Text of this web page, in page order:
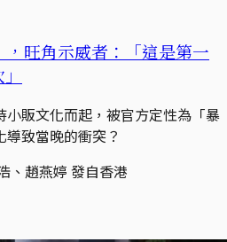
旺角示威者：「這是第一
販文化而起，被官方定性為「暴
致當晚的衝突？
、趙燕婷 發自香港